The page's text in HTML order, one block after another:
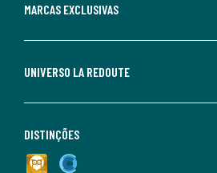
MARCAS EXCLUSIVAS
UNIVERSO LA REDOUTE
DISTINÇÕES